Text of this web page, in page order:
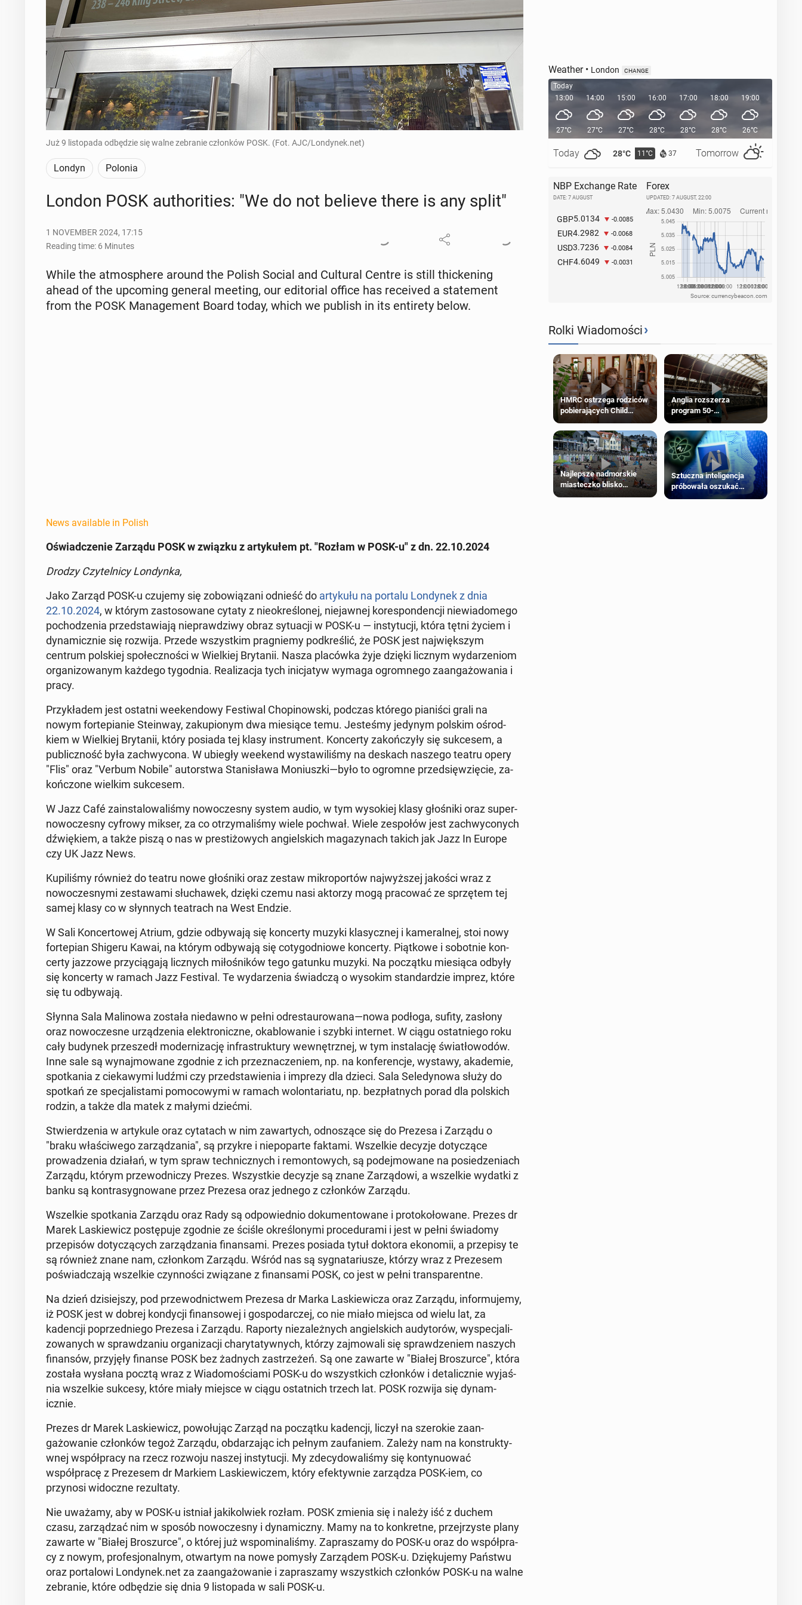
Już 9 listopada odbędzie się walne zebranie członków POSK. (Fot. AJC/Londynek.net)
Londyn Polonia
London POSK au­thor­i­ties: "We do not believe there is any split"
1 NOVEMBER 2024, 17:15
Reading time: 6 Minutes
While the at­mos­phere around the Polish Social and Cul­tur­al Centre is still thick­en­ing
ahead of the up­com­ing general meeting, our ed­i­to­r­i­al office has re­ceived a state­ment
from the POSK Man­age­ment Board today, which we publish in its en­tire­ty below.
News available in Polish
Oświad­cze­nie Zarządu POSK w związku z artykułem pt. "Rozłam w POSK-u" z dn. 22.10.2024
Drodzy Czytel­ni­cy Lon­dyn­ka,
Jako Zarząd POSK-u czujemy się zobow­iązani odnieść do artykułu na portalu Lon­dynek z dnia
22.10.2024, w którym za­s­tosowane cytaty z nieokreślonej, nie­jawnej ko­re­spon­dencji niewiadomego
pochodzenia przed­staw­ia­ją nieprawdzi­wy obraz sytu­acji w POSK-u — in­sty­tucji, która tętni życiem i
dy­nam­icznie się rozwija. Przede wszys­tkim prag­niemy pod­kreślić, że POSK jest na­jwięk­szym
centrum pol­skiej społecznoś­ci w Wielkiej Bry­tanii. Nasza placówka żyje dzięki licznym wydarzeniom
or­ga­ni­zowanym każdego ty­god­nia. Re­al­iza­c­ja tych in­ic­jatyw wymaga ogrom­nego zaan­gażowa­nia i
pracy.
Przykła­dem jest ostatni week­endowy Fes­ti­w­al Chopinows­ki, podczas którego pi­aniś­ci grali na
nowym fortepi­anie Stein­way, za­ku­pi­onym dwa miesiące temu. Jesteśmy jedynym polskim ośrod­
kiem w Wielkiej Bry­tanii, który posiada tej klasy in­stru­ment. Kon­cer­ty za­kończyły się sukce­sem, a
pub­liczność była zach­wycona. W ubiegły weekend wys­taw­iliśmy na deskach naszego teatru opery
"Flis" oraz "Verbum Nobile" au­torstwa Stanisława Mo­niusz­ki—było to ogromne przed­sięwz­ię­cie, za­
końc­zone wielkim sukce­sem.
W Jazz Café zain­stalowal­iśmy nowoczes­ny system audio, w tym wysok­iej klasy głośni­ki oraz su­per­
nowoczes­ny cyfrowy mikser, za co otrzy­mal­iśmy wiele pochwał. Wiele ze­społów jest zach­wyconych
dźwiękiem, a także piszą o nas w prestiżowych ang­iel­s­kich mag­a­zy­nach takich jak Jazz In Europe
czy UK Jazz News.
Kupil­iśmy również do teatru nowe głośni­ki oraz zestaw mikro­portów na­jwyższej jakości wraz z
nowoczes­ny­mi zestawa­mi słuchawek, dzięki czemu nasi aktorzy mogą pra­cow­ać ze sprzętem tej
samej klasy co w słyn­nych teatra­ch na West Endzie.
W Sali Kon­cer­towej Atrium, gdzie odby­wa­ją się kon­cer­ty muzyki klasy­cznej i kam­er­al­nej, stoi nowy
fortepi­an Shigeru Kawai, na którym odby­wa­ją się co­ty­god­niowe kon­cer­ty. Piątkowe i sobot­nie kon­
cer­ty jazzowe przy­cią­ga­ją licznych miłośników tego gatunku muzyki. Na początku miesią­ca odbyły
się kon­cer­ty w ramach Jazz Fes­ti­val. Te wydarzenia świad­czą o wysokim stan­dard­zie imprez, które
się tu odby­wa­ją.
Słynna Sala Ma­li­nowa została niedawno w pełni odrestau­rowana—nowa podłoga, sufity, zasłony
oraz nowoczesne urządzenia elek­tron­iczne, ok­ablowanie i szybki in­ter­net. W ciągu os­tat­niego roku
cały budynek przeszedł mod­ern­iza­cję in­fra­struk­tu­ry wewnętrznej, w tym in­sta­lację światłowodów.
Inne sale są wyna­j­mowane zgodnie z ich przez­nacze­niem, np. na kon­fer­enc­je, wystawy, akademie,
spotka­nia z ciekawy­mi ludźmi czy przed­staw­ienia i imprezy dla dzieci. Sala Sele­dynowa służy do
spotkań ze spec­jal­is­ta­mi po­mo­cowy­mi w ramach wolon­tariatu, np. bezpłat­nych porad dla pol­s­kich
rodzin, a także dla matek z małymi dziećmi.
Stwierdzenia w artykule oraz cy­tat­ach w nim za­wartych, odnoszące się do Prezesa i Zarządu o
"braku właś­ci­wego zarządza­nia", są przykre i niepoparte faktami. Wszelkie decyzje doty­czące
prowadzenia działań, w tym spraw tech­nicznych i re­mon­towych, są pode­j­mowane na posiedzeni­ach
Zarządu, którym prze­wod­niczy Prezes. Wszys­tkie decyzje są znane Zarzą­dowi, a wszelkie wydatki z
banku są kon­trasyg­nowane przez Prezesa oraz jednego z członków Zarządu.
Wszelkie spotka­nia Zarządu oraz Rady są odpowied­nio doku­men­towane i pro­tokołowane. Prezes dr
Marek Lask­iewicz postępu­je zgodnie ze ściśle określony­mi pro­ce­du­ra­mi i jest w pełni świadomy
przepisów doty­czą­cych zarządza­nia fi­nansa­mi. Prezes posiada tytuł doktora ekonomii, a przepisy te
są również znane nam, członkom Zarządu. Wśród nas są syg­natar­iusze, którzy wraz z Preze­sem
poświad­cza­ją wszelkie czyn­noś­ci związane z fi­nansa­mi POSK, co jest w pełni trans­par­entne.
Na dzień dzisiejszy, pod prze­wod­nictwem Prezesa dr Marka Lask­iewicza oraz Zarządu, in­for­mu­je­my,
iż POSK jest w dobrej kondy­cji fi­nan­sowej i gospo­dar­czej, co nie miało miejsca od wielu lat, za
kadencji poprzed­niego Prezesa i Zarządu. Raporty nieza­leżnych ang­iel­s­kich au­dy­torów, wyspec­jal­i­
zowanych w sprawdza­niu or­ga­ni­za­cji chary­taty­wnych, którzy za­j­mowali się sprawdze­niem naszych
fi­nan­sów, przyjęły finanse POSK bez żadnych za­s­trzeżeń. Są one zawarte w "Białej Broszurce", która
została wysłana pocztą wraz z Wiado­moś­ci­a­mi POSK-u do wszys­t­kich członków i de­tal­icznie wy­jaś­
nia wszelkie sukcesy, które miały miejsce w ciągu os­tat­nich trzech lat. POSK rozwija się dy­nam­
icznie.
Prezes dr Marek Lask­iewicz, powołu­jąc Zarząd na początku kadencji, liczył na sze­rok­ie zaan­
gażowanie członków tegoż Zarządu, ob­darza­jąc ich pełnym za­u­faniem. Zależy nam na kon­struk­ty­
wnej współpra­cy na rzecz rozwoju naszej in­sty­tucji. My zde­cy­dowal­iśmy się kon­tyn­uować
współpracę z Preze­sem dr Markiem Lask­iewiczem, który efek­ty­wnie zarządza POSK-iem, co
przynosi widoczne rezul­taty.
Nie uważamy, aby w POSK-u istniał jakikol­wiek rozłam. POSK zmienia się i należy iść z duchem
czasu, zarządzać nim w sposób nowoczes­ny i dy­nam­iczny. Mamy na to konkretne, prze­jrzyste plany
zawarte w "Białej Broszurce", o której już wspom­i­nal­iśmy. Za­prasza­my do POSK-u oraz do współpra­
cy z nowym, pro­fesjon­al­nym, ot­wartym na nowe pomysły Zarzą­dem POSK-u. Dz­ięku­je­my Państwu
oraz por­talowi Lon­dynek.net za zaan­gażowanie i za­prasza­my wszys­t­kich członków POSK-u na walne
ze­branie, które odbędzie się dnia 9 listopa­da w sali POSK-u.
Weather• London CHANGE
Today
13:00
27°C
Today 28°C 11°C 37 Tomorrow
14:00
27°C
15:00
27°C
16:00
28°C
17:00
28°C
18:00
28°C
19:00
26°C
NBP Exchange Rate
DATE: 7 AUGUST
GBP5.0134 -0.0085
EUR4.2982 -0.0068
USD3.7236 -0.0084
CHF4.6049 -0.0031
Forex
UPDATED: 7 AUGUST, 22:00
Source: currencybeacon.com
Rolki Wiadomości›
HMRC ostrzega rodziców
pobierających Child
Benefit. Mogą być
zobowiązani do zwrotu
zasiłku
Anglia rozszerza
program 50-
procentowych zniżek
kolejowych na 18-latków
Najlepsze nadmorskie
miasteczko blisko
Sztuczna inteligencja
próbowała oszukać
człowieka